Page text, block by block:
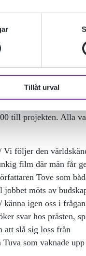
Tillåt urval
fick de
till projekten. Alla
följer den
film där män får
Tove som
möts av
igen oss i
svar hos prästen,
att slå sig loss från
som vaknade